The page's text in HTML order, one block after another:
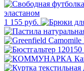
1 155 руб.